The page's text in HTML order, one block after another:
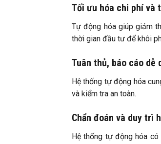
Tối ưu hóa chi phí và
Tự động hóa giúp giảm
thời gian đầu tư để khôi
Tuân thủ, báo cáo dễ
Hệ thống tự động hóa
và kiểm tra an toàn.
Chẩn đoán và duy trì
Hệ thống tự động hóa